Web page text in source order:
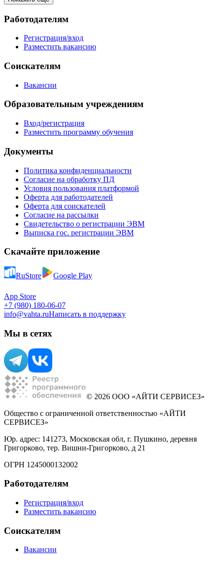
Работодателям
Регистрация/вход
Разместить вакансию
Соискателям
Вакансии
Образовательным учреждениям
Вход/регистрация
Разместить программу обучения
Документы
Политика конфиденциальности
Согласие на обработку ПД
Условия пользования платформой
Оферта для работодателей
Оферта для соискателей
Согласие на рассылки
Свидетельство о регистрации ЭВМ
Выписка гос. регистрации ЭВМ
Скачайте приложение
RuStore Google Play
App Store
+7 (980) 180-06-07
info@vahta.ruНаписать в поддержку
Мы в сетях
© 2026 ООО «АЙТИ СЕРВИСЕЗ»
Общество с ограниченной ответственностью «АЙТИ
СЕРВИСЕЗ»
Юр. адрес: 141273, Московская обл, г. Пушкино, деревня
Григорково, тер. Вишни-Григорково, д 21
ОГРН 1245000132002
Работодателям
Регистрация/вход
Разместить вакансию
Соискателям
Вакансии